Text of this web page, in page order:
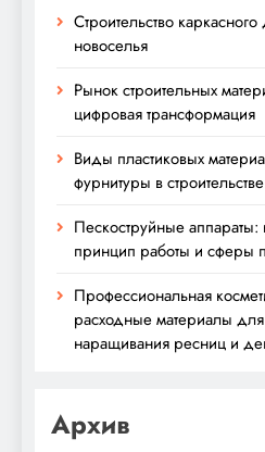
Строительство
новоселья
Рынок строительных
цифровая трансформация
Виды пластиковых
фурнитуры в
Пескоструйные аппараты:
принцип работы и сферы
Профессиональная
расходные материалы для
наращивания ресниц и
Архив